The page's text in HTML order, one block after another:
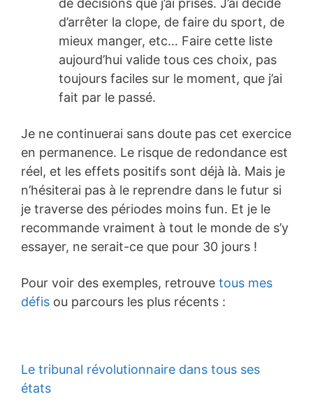
de décisions que j’ai prises. J’ai décidé
d’arrêter la clope, de faire du sport, de
mieux manger, etc… Faire cette liste
aujourd’hui valide tous ces choix, pas
toujours faciles sur le moment, que j’ai
fait par le passé.
Je ne continuerai sans doute pas cet exercice
en permanence. Le risque de redondance est
réel, et les effets positifs sont déjà là. Mais je
n’hésiterai pas à le reprendre dans le futur si
je traverse des périodes moins fun. Et je le
recommande vraiment à tout le monde de s’y
essayer, ne serait-ce que pour 30 jours !
Pour voir des exemples, retrouve tous mes
défis ou parcours les plus récents :
Le tribunal révolutionnaire dans tous ses
états